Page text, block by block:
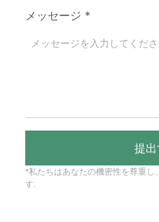
メッセージ *
提出
*私たちはあなたの機密性を尊重し
す.